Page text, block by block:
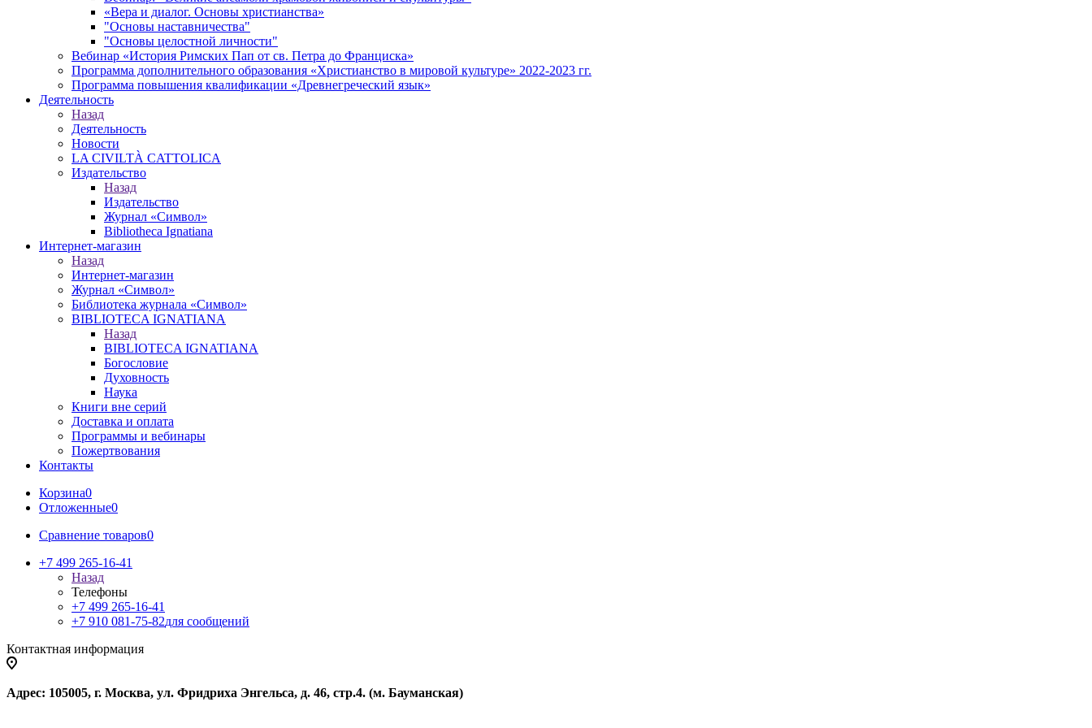
«Вера и диалог. Основы христианства»
"Основы наставничества"
"Основы целостной личности"
Вебинар «История Римских Пап от св. Петра до Франциска»
Программа дополнительного образования «Христианство в мировой культуре» 2022-2023 гг.
Программа повышения квалификации «Древнегреческий язык»
Деятельность
Назад
Деятельность
Новости
LA CIVILTÀ CATTOLICA
Издательство
Назад
Издательство
Журнал «Символ»
Bibliotheca Ignatiana
Интернет-магазин
Назад
Интернет-магазин
Журнал «Символ»
Библиотека журнала «Символ»
BIBLIOTECA IGNATIANA
Назад
BIBLIOTECA IGNATIANA
Богословие
Духовность
Наука
Книги вне серий
Доставка и оплата
Программы и вебинары
Пожертвования
Контакты
Корзина0
Отложенные0
Сравнение товаров0
+7 499 265-16-41
Назад
Телефоны
+7 499 265-16-41
+7 910 081-75-82для сообщений
Контактная информация
Адрес: 105005, г. Москва, ул. Фридриха Энгельса, д. 46, стр.4. (м. Бауманская)